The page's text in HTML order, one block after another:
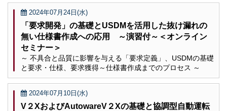
2024年07月24日(水)
「要求開発」の基礎とUSDMを活用した抜け漏れの
無い仕様書作成への応用 ～演習付～＜オンライン
セミナー＞
～ 不具合と品質に影響を与える「要求定義」、USDMの基礎
と要求・仕様、要求獲得～仕様書作成までのプロセス ～
2024年07月10日(水)
V２XおよびAutowareV２Xの基礎と協調型自動運転